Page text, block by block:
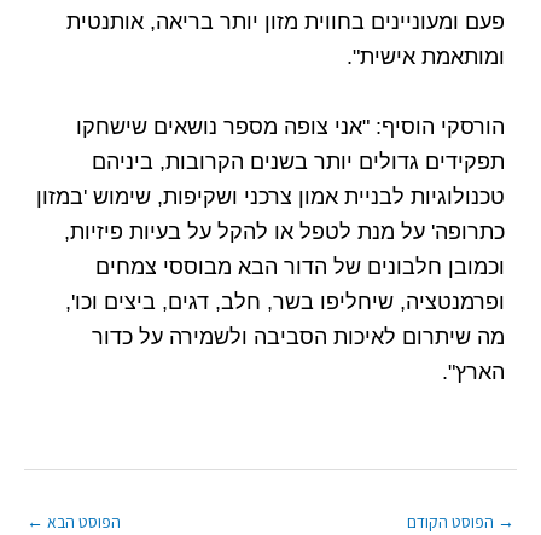
פעם ומעוניינים בחווית מזון יותר בריאה, אותנטית
ומותאמת אישית".
הורסקי הוסיף: "אני צופה מספר נושאים שישחקו
תפקידים גדולים יותר בשנים הקרובות, ביניהם
טכנולוגיות לבניית אמון צרכני ושקיפות, שימוש 'במזון
כתרופה' על מנת לטפל או להקל על בעיות פיזיות,
וכמובן חלבונים של הדור הבא מבוססי צמחים
ופרמנטציה, שיחליפו בשר, חלב, דגים, ביצים וכו',
מה שיתרום לאיכות הסביבה ולשמירה על כדור
הארץ".
→ הפוסט הקודם הפוסט הבא ←